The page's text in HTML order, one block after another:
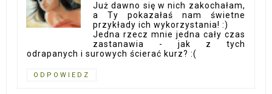
Już dawno się w nich zakochałam,
a Ty pokazałaś nam świetne
przykłady ich wykorzystania! :)
Jedna rzecz mnie jedna cały czas
zastanawia - jak z tych
odrapanych i surowych ścierać kurz? :(
ODPOWIEDZ